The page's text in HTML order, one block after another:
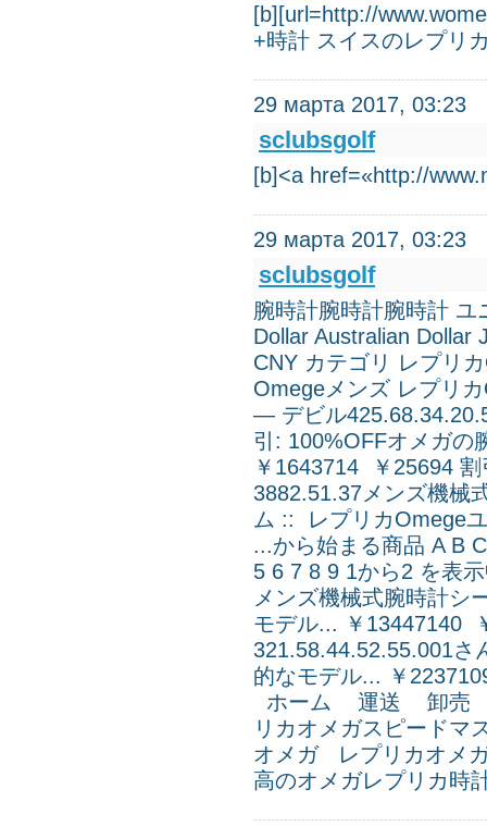
[b][url=http://
+時計 スイスのレプリ
29 марта 2017, 03:23
sclubsgolf
[b]<a href=«http://
29 марта 2017, 03:23
sclubsgolf
腕時計腕時計腕時計
Dollar Australian Dollar
CNY カテゴリ レプリ
Omegeメンズ レプリ
— デビル
引: 100%OFFオメガ
￥1643714 ￥25694
3882.51.37メンズ機械
ム :: レプリカOmege
...から始まる商品 A B
5 6 7 8 9 1から2 を表
メンズ機械式腕時計シ
モデル... ￥13447140
321.58.44.52.55.001さ
的なモデル... ￥
ホーム 運送 卸売
リカオメガスピード
オメガ レプリカオメ
高のオメガレプリカ時